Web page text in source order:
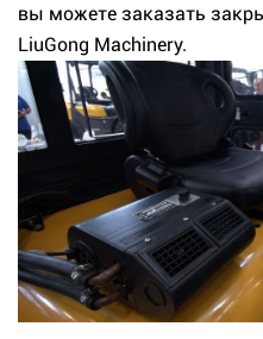
вы можете заказать
LiuGong Machinery.